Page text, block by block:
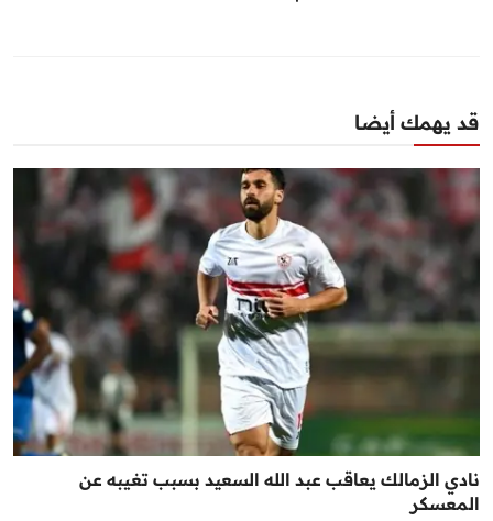
قد يهمك أيضا
نادي الزمالك يعاقب عبد الله السعيد بسبب تغيبه عن
المعسكر